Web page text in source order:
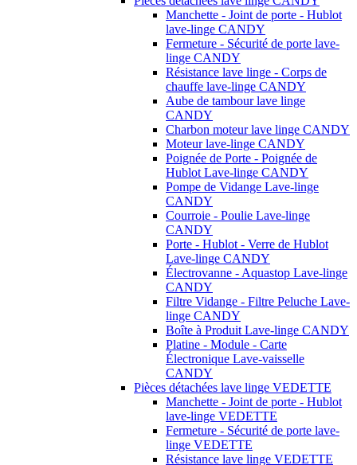
Manchette - Joint de porte - Hublot
lave-linge CANDY
Fermeture - Sécurité de porte lave-
linge CANDY
Résistance lave linge - Corps de
chauffe lave-linge CANDY
Aube de tambour lave linge
CANDY
Charbon moteur lave linge CANDY
Moteur lave-linge CANDY
Poignée de Porte - Poignée de
Hublot Lave-linge CANDY
Pompe de Vidange Lave-linge
CANDY
Courroie - Poulie Lave-linge
CANDY
Porte - Hublot - Verre de Hublot
Lave-linge CANDY
Électrovanne - Aquastop Lave-linge
CANDY
Filtre Vidange - Filtre Peluche Lave-
linge CANDY
Boîte à Produit Lave-linge CANDY
Platine - Module - Carte
Électronique Lave-vaisselle
CANDY
Pièces détachées lave linge VEDETTE
Manchette - Joint de porte - Hublot
lave-linge VEDETTE
Fermeture - Sécurité de porte lave-
linge VEDETTE
Résistance lave linge VEDETTE